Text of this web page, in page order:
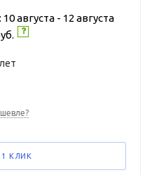
августа - 12 августа
КЛИК